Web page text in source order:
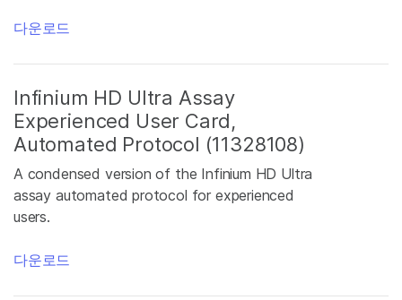
다운로드
Infinium HD Ultra Assay
Experienced User Card,
Automated Protocol (11328108)
A condensed version of the Infinium HD Ultra
assay automated protocol for experienced
users.
다운로드